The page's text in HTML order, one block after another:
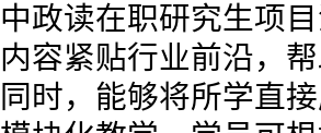
中政读在职研究生项
内容紧贴行业前沿，
同时，能够将所学直